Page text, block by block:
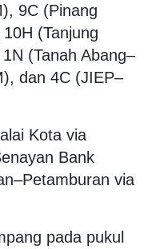
9C (Pinang
(Tanjung
(Tanah Abang–
dan 4C (JIEP–
Kota via
Bank
via
pada pukul